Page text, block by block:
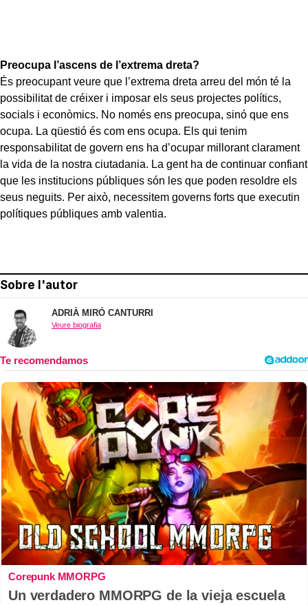
Preocupa l’ascens de l’extrema dreta?
És preocupant veure que l’extrema dreta arreu del món té la
possibilitat de créixer i imposar els seus projectes polítics,
socials i econòmics. No només ens preocupa, sinó que ens
ocupa. La qüestió és com ens ocupa. Els qui tenim
responsabilitat de govern ens ha d’ocupar millorant clarament
la vida de la nostra ciutadania. La gent ha de continuar confiant
que les institucions públiques són les que poden resoldre els
seus neguits. Per això, necessitem governs forts que executin
polítiques públiques amb valentia.
Sobre l'autor
ADRIÀ MIRÓ CANTURRI
Veure biografia
Corepunk MMORPG
Un verdadero MMORPG de la vieja escuela